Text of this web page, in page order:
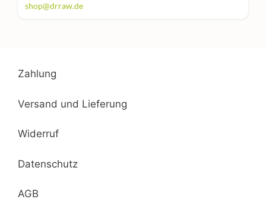
shop@drraw.de
Zahlung
Versand und Lieferung
Widerruf
Datenschutz
AGB